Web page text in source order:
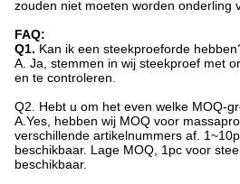
zouden niet moeten worden onderling
FAQ:
Q1. Kan ik een steekproeforde
A. Ja, stemmen in wij steekproef met
en te controleren.
Q2. Hebt u om het even welke MOQ-
A.Yes, hebben wij MOQ voor
verschillende artikelnummers af.
beschikbaar. Lage MOQ, 1pc voor
beschikbaar.